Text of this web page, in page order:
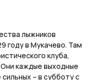
лыжников
году в Мукачево. Там
клуба,
каждые выходные
– в субботу с